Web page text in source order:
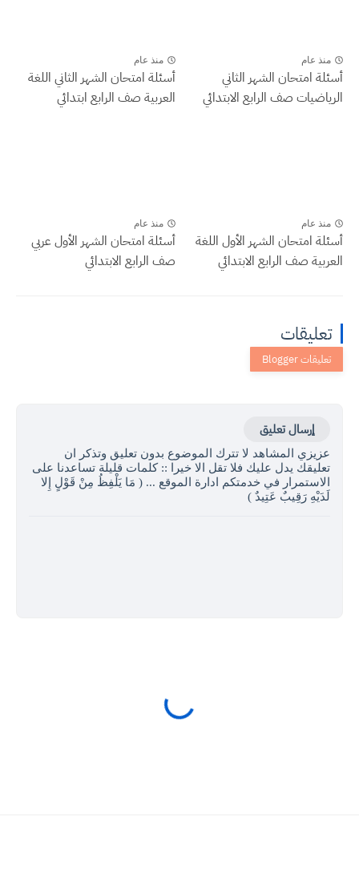
منذ عام
أسئلة امتحان الشهر الثاني
الرياضيات صف الرابع الابتدائي
منذ عام
أسئلة امتحان الشهر الثاني اللغة
العربية صف الرابع ابتدائي
منذ عام
أسئلة امتحان الشهر الأول اللغة
العربية صف الرابع الابتدائي
منذ عام
أسئلة امتحان الشهر الأول عربي
صف الرابع الابتدائي
تعليقات
إرسال تعليق
عزيزي المشاهد لا تترك الموضوع بدون تعليق وتذكر ان
تعليقك يدل عليك فلا تقل الا خيرا :: كلمات قليلة تساعدنا على
الاستمرار في خدمتكم ادارة الموقع ... ( مَا يَلْفِظُ مِنْ قَوْلٍ إِلا
لَدَيْهِ رَقِيبٌ عَتِيدٌ )